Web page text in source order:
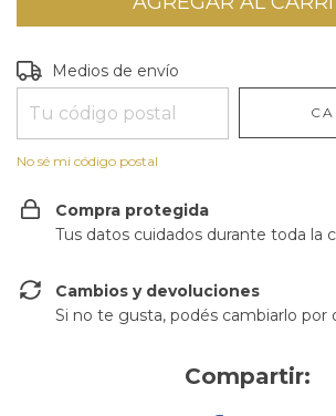
Entregas para el CP:
Medios de envío
No sé mi código postal
Compra protegida
Tus datos cuidados durante toda la
Cambios y devoluciones
Si no te gusta, podés cambiarlo por
Compartir: